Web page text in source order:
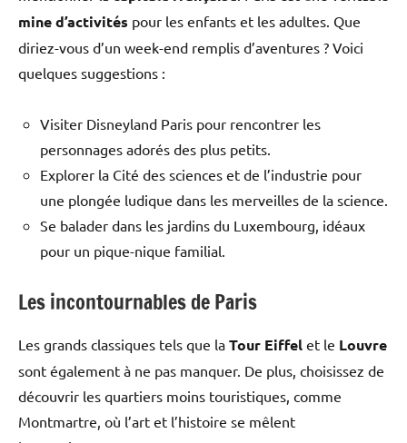
mine d’activités pour les enfants et les adultes. Que
diriez-vous d’un week-end remplis d’aventures ? Voici
quelques suggestions :
Visiter Disneyland Paris pour rencontrer les
personnages adorés des plus petits.
Explorer la Cité des sciences et de l’industrie pour
une plongée ludique dans les merveilles de la science.
Se balader dans les jardins du Luxembourg, idéaux
pour un pique-nique familial.
Les incontournables de Paris
Les grands classiques tels que la Tour Eiffel et le Louvre
sont également à ne pas manquer. De plus, choisissez de
découvrir les quartiers moins touristiques, comme
Montmartre, où l’art et l’histoire se mêlent